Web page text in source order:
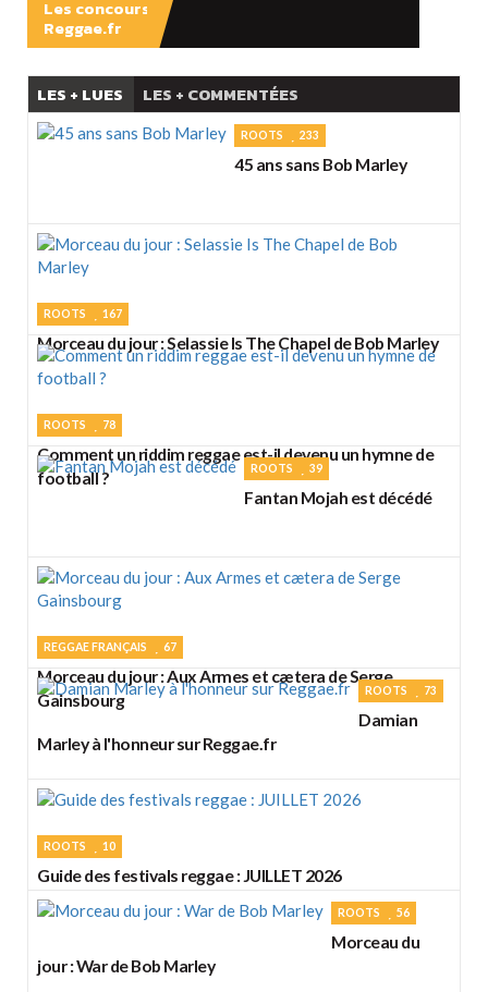
Les concours
Reggae.fr
LES + LUES LES + COMMENTÉES
ROOTS 233
45 ans sans Bob Marley
ROOTS 167
Morceau du jour : Selassie Is The Chapel de Bob Marley
ROOTS 78
Comment un riddim reggae est-il devenu un hymne de
football ?
ROOTS 39
Fantan Mojah est décédé
REGGAE FRANÇAIS 67
Morceau du jour : Aux Armes et cætera de Serge
Gainsbourg
ROOTS 73
Damian
Marley à l'honneur sur Reggae.fr
ROOTS 10
Guide des festivals reggae : JUILLET 2026
ROOTS 56
Morceau du
jour : War de Bob Marley